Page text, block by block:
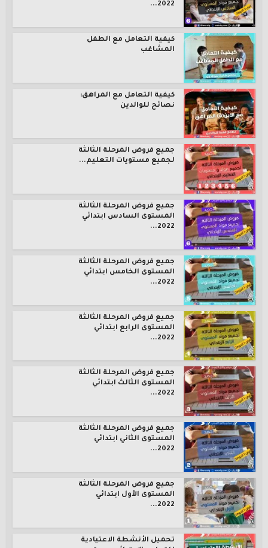
2022...
كيفية التعامل مع الطفل
المشاغب
كيفية التعامل مع المراهق:
نصائح للوالدين
جميع فروض المرحلة الثالثة
لجميع مستويات التعليم...
جميع فروض المرحلة الثالثة
المستوى السادس ابتدائي
2022...
جميع فروض المرحلة الثالثة
المستوى الخامس ابتدائي
2022...
جميع فروض المرحلة الثالثة
المستوى الرابع ابتدائي
2022...
جميع فروض المرحلة الثالثة
المستوى الثالث ابتدائي
2022...
جميع فروض المرحلة الثالثة
المستوى الثاني ابتدائي
2022...
جميع فروض المرحلة الثالثة
المستوى الأول ابتدائي
2022...
تحميل الأنشطة الاعتيادية